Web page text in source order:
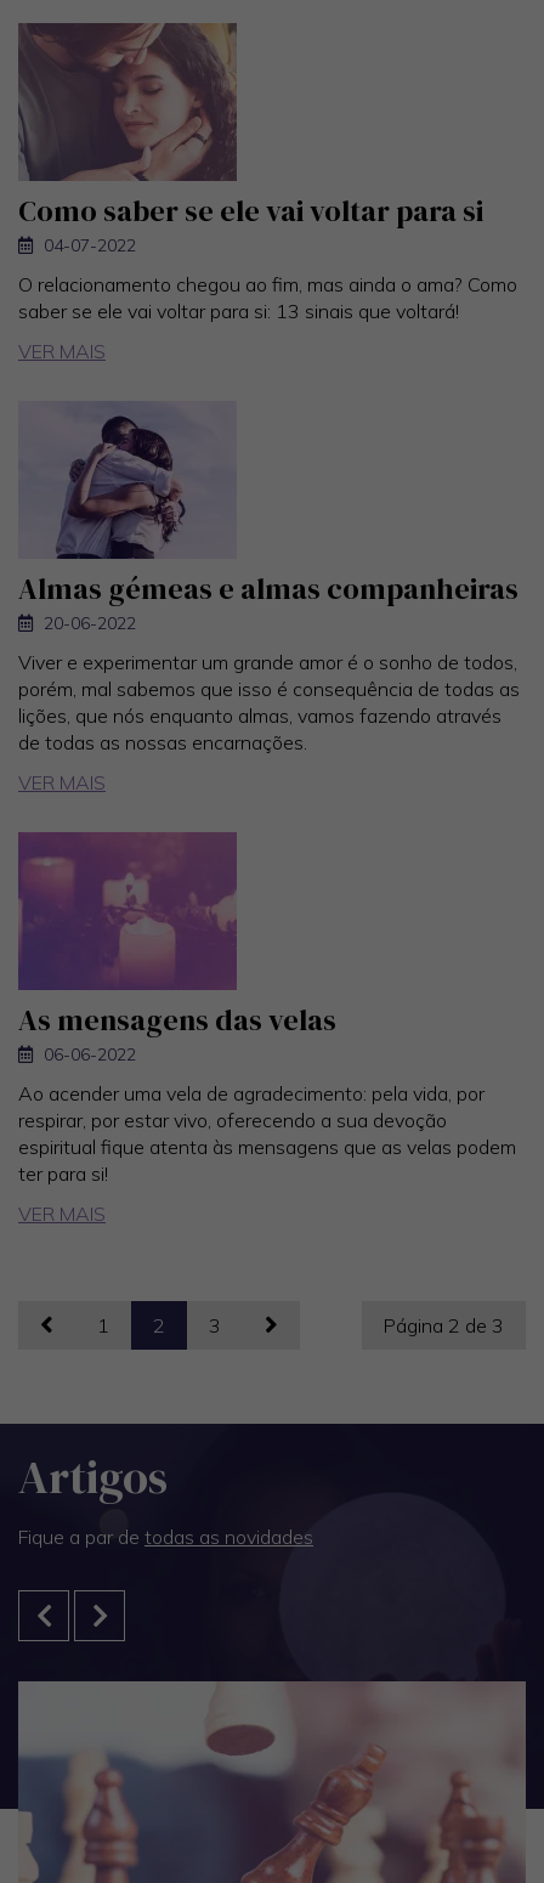
Como saber se ele vai voltar para si
04-07-2022
O relacionamento chegou ao fim, mas ainda o ama? Como
saber se ele vai voltar para si: 13 sinais que voltará!
VER MAIS
Almas gémeas e almas companheiras
20-06-2022
Viver e experimentar um grande amor é o sonho de todos,
porém, mal sabemos que isso é consequência de todas as
lições, que nós enquanto almas, vamos fazendo através
de todas as nossas encarnações.
VER MAIS
As mensagens das velas
06-06-2022
Ao acender uma vela de agradecimento: pela vida, por
respirar, por estar vivo, oferecendo a sua devoção
espiritual fique atenta às mensagens que as velas podem
ter para si!
VER MAIS
1 2 3 Página 2 de 3
Artigos
Fique a par de todas as novidades